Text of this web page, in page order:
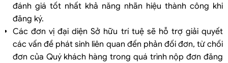
đánh giá tốt nhất khả năng nhãn hiệu thành công khi
đăng ký.
Các đơn vị đại diện Sở hữu trí tuệ sẽ hỗ trợ giải quyết
các vấn đề phát sinh liên quan đến phản đối đơn, từ chối
đơn của Quý khách hàng trong quá trình nộp đơn đăng